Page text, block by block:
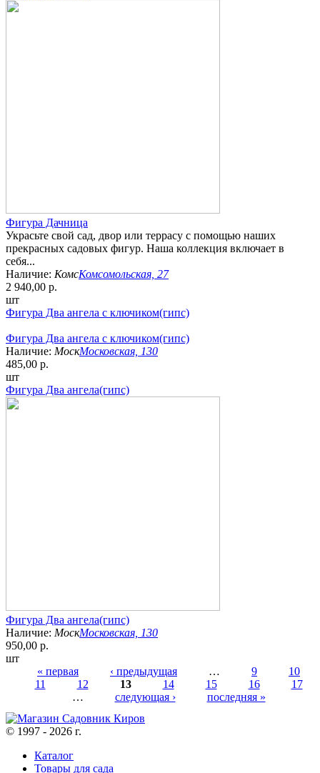
Фигура Дачница
Украсьте свой сад, двор или террасу с помощью наших
прекрасных садовых фигур. Наша коллекция включает в
себя...
Наличие: КомсКомсомольская, 27
2 940,00 р.
шт
Фигура Два ангела с ключиком(гипс)
Фигура Два ангела с ключиком(гипс)
Наличие: МоскМосковская, 130
485,00 р.
шт
Фигура Два ангела(гипс)
Фигура Два ангела(гипс)
Наличие: МоскМосковская, 130
950,00 р.
шт
Страницы
« первая ‹ предыдущая … 9
10
11
12 13 14 15 16
17
…
следующая › последняя »
© 1997 - 2026 г.
Каталог
Товары для сада